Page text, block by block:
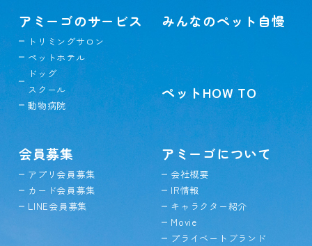
アミーゴのサービス
トリミングサロン
ペットホテル
ドッグ
スクール
動物病院
みんなのペット自慢
ペットHOW TO
会員募集
アプリ会員募集
カード会員募集
LINE会員募集
アミーゴについて
会社概要
IR情報
キャラクター紹介
Movie
プライベートブランド